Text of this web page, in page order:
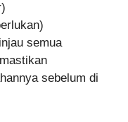
semua
sebelum di